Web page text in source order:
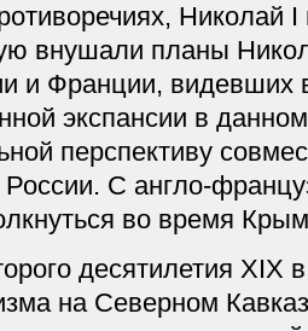
Николай I
внушали планы
и Франции, видевших
экспансии в
перспективу
С англо-
во время
десятилетия XIX
на Северном